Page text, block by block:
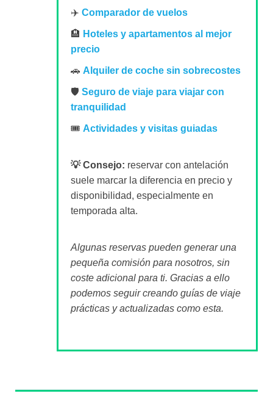
✈️ Comparador de vuelos
🏨 Hoteles y apartamentos al mejor
precio
🚗 Alquiler de coche sin sobrecostes
🛡️ Seguro de viaje para viajar con
tranquilidad
🎟️ Actividades y visitas guiadas
💡 Consejo: reservar con antelación
suele marcar la diferencia en precio y
disponibilidad, especialmente en
temporada alta.
Algunas reservas pueden generar una
pequeña comisión para nosotros, sin
coste adicional para ti. Gracias a ello
podemos seguir creando guías de viaje
prácticas y actualizadas como esta.